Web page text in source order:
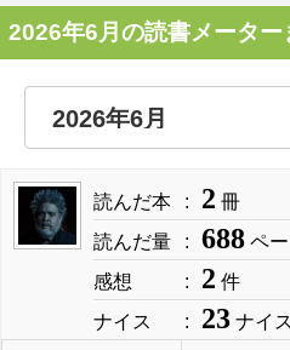
2026年6月の読書メーター
読んだ本 2 冊
読んだ量
688 ペ
感想
2 件
ナイス
23 ナイス